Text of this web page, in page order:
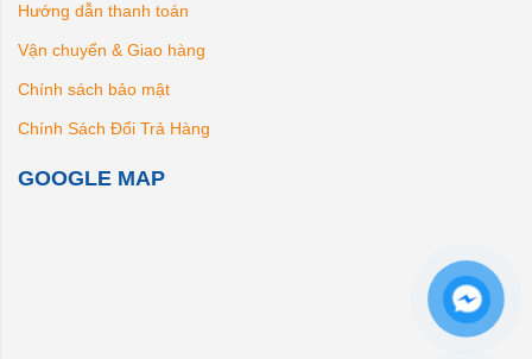
Hướng dẫn thanh toán
Vận chuyển & Giao hàng
Chính sách bảo mật
Chính Sách Đổi Trả Hàng
GOOGLE MAP